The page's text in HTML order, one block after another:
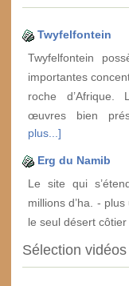
Twyfelfontein
Twyfelfontein
importantes
roche
œuvres bien
plus...]
Erg du Namib
Le site qui
millions d’ha. -
le seul désert côtier
Sélection vidéos